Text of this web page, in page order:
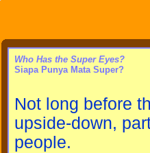
Who Has the Super Eyes?
Siapa Punya Mata Super?
Not long before
upside-down,
people.